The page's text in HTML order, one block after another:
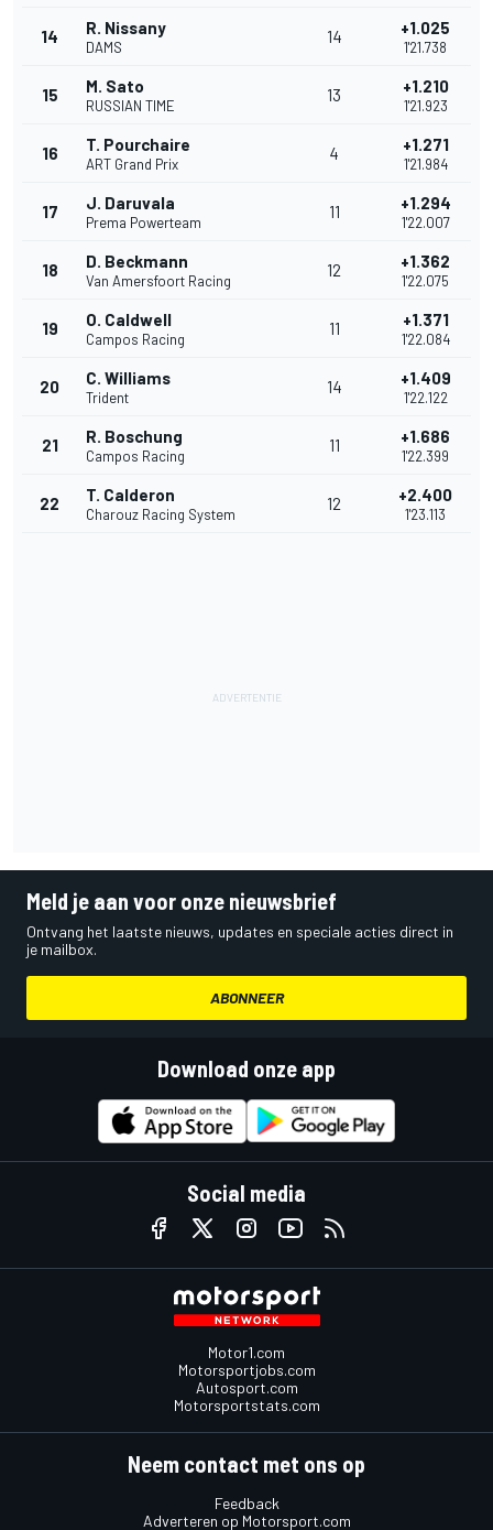
14 R. Nissany
DAMS
14 +1.025
1'21.738
15 M. Sato
RUSSIAN TIME
13 +1.210
1'21.923
16 T. Pourchaire
ART Grand Prix
4 +1.271
1'21.984
17 J. Daruvala
Prema Powerteam
11 +1.294
1'22.007
18 D. Beckmann
Van Amersfoort Racing
12 +1.362
1'22.075
19 O. Caldwell
Campos Racing
11 +1.371
1'22.084
20 C. Williams
Trident
14 +1.409
1'22.122
21 R. Boschung
Campos Racing
11 +1.686
1'22.399
22 T. Calderon
Charouz Racing System
12 +2.400
1'23.113
Meld je aan voor onze nieuwsbrief
Ontvang het laatste nieuws, updates en speciale acties direct in
je mailbox.
ABONNEER
Download onze app
Social media
Motor1.com
Motorsportjobs.com
Autosport.com
Motorsportstats.com
Neem contact met ons op
Feedback
Adverteren op Motorsport.com